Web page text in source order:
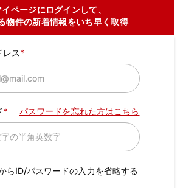
イページにログインして、
物件の新着情報をいち早く取得
レス
パスワードを忘れた方はこちら
らID/パスワードの入力を省略する